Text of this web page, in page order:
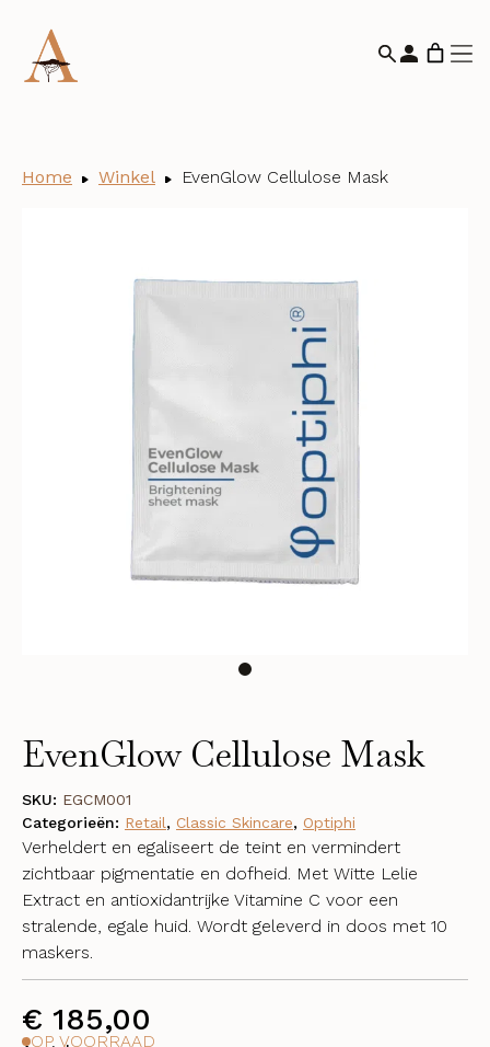
Home Winkel EvenGlow Cellulose Mask
EvenGlow Cellulose Mask
€ 185,00
Verheldert en egaliseert de teint en vermindert
zichtbaar pigmentatie en dofheid. Met Witte Lelie
Extract en antioxidantrijke Vitamine C voor een
stralende, egale huid. Wordt geleverd in doos met 10
maskers.
OP VOORRAAD
SKU: EGCM001
Categorieën: Retail, Classic Skincare, Optiphi